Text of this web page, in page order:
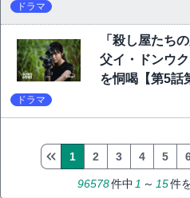
ドラマ
「殺し屋たち
父イ・ドンウ
を恫喝【第5話
ドラマ
96578件中 1 ～ 15件
1 2 3 4 5